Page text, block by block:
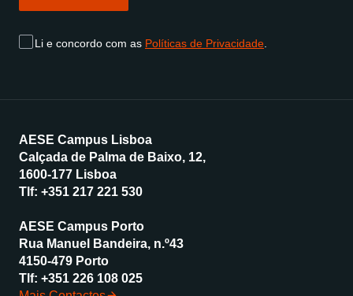
Li e concordo com as Políticas de Privacidade
AESE Campus Lisboa
Calçada de Palma de Baixo, 12,
1600-177 Lisboa
Tlf: +351 217 221 530
AESE Campus Porto
Rua Manuel Bandeira, n.º43
4150-479 Porto
Tlf: +351 226 108 025